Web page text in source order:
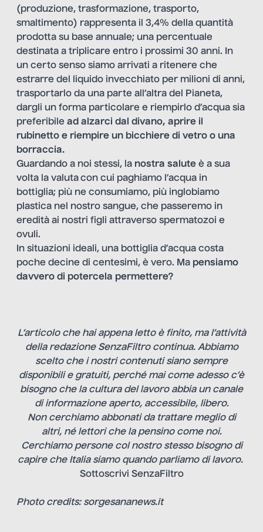
(produzione, trasformazione, trasporto,
smaltimento) rappresenta il 3,4% della quantità
prodotta su base annuale; una percentuale
destinata a triplicare entro i prossimi 30 anni. In
un certo senso siamo arrivati a ritenere che
estrarre del liquido invecchiato per milioni di anni,
trasportarlo da una parte all’altra del Pianeta,
dargli un forma particolare e riempirlo d’acqua sia
preferibile ad alzarci dal divano, aprire il
rubinetto e riempire un bicchiere di vetro o una
borraccia.
Guardando a noi stessi, la nostra salute è a sua
volta la valutacon cui paghiamo l’acqua in
bottiglia; più ne consumiamo, più inglobiamo
plastica nel nostro sangue, che passeremo in
eredità ai nostri figli attraverso spermatozoi e
ovuli.
In situazioni ideali, una bottiglia d’acqua costa
poche decine di centesimi, è vero. Ma pensiamo
davvero di potercela permettere?
L’articolo che hai appena letto è finito, ma l’attività
della redazione SenzaFiltro continua. Abbiamo
scelto che i nostri contenuti siano sempre
disponibili e gratuiti, perché mai come adesso c’è
bisogno che la cultura del lavoro abbia un canale
di informazione aperto, accessibile, libero.
Non cerchiamo abbonati da trattare meglio di
altri, né lettori che la pensino come noi.
Cerchiamo persone col nostro stesso bisogno di
capire che Italia siamo quando parliamo di lavoro.
Sottoscrivi SenzaFiltro
Photo credits: sorgesananews.it